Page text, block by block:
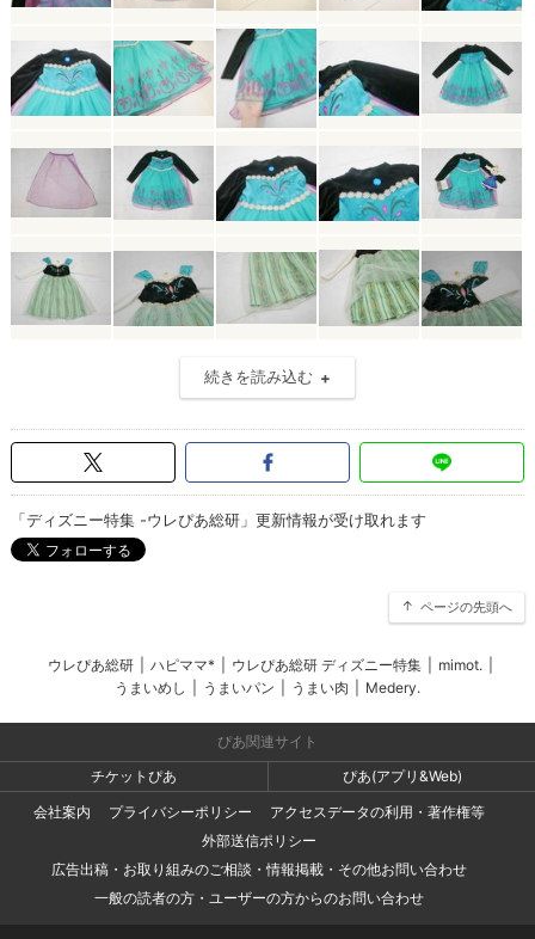
続きを読み込む
「ディズニー特集 -ウレぴあ総研」更新情報が受け取れます
ページの先頭へ
ウレぴあ総研 ハピママ* ウレぴあ総研 ディズニー特集 mimot.
うまいめし
うまいパン うまい肉 Medery.
ぴあ関連サイト
チケットぴあ
ぴあ(アプリ&Web)
会社案内
プライバシーポリシー
アクセスデータの利用・著作権等
外部送信ポリシー
広告出稿・お取り組みのご相談・情報掲載・その他お問い合わせ
一般の読者の方・ユーザーの方からのお問い合わせ